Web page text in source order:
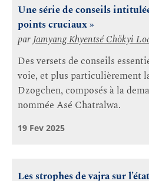
Une série de conseils
points cruciaux »
par Jamyang Khyentsé Chökyi
Des versets de conseils
voie, et plus particulièrement
Dzogchen, composés à la
nommée Asé Chatralwa.
19 Fev 2025
Les strophes de vajra sur